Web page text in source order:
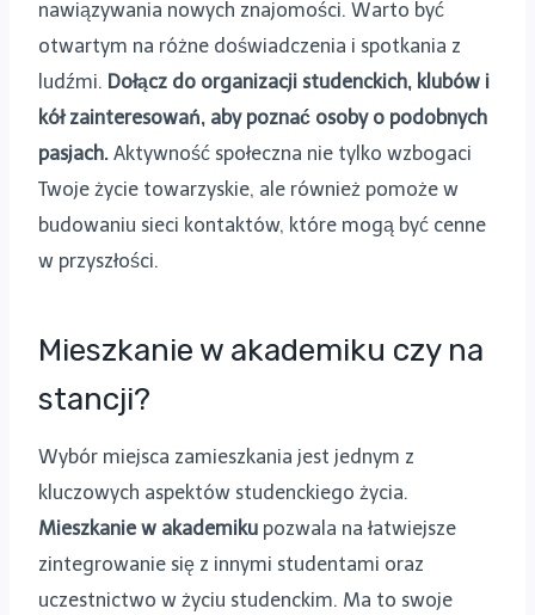
nawiązywania nowych znajomości. Warto być
otwartym na różne doświadczenia i spotkania z
ludźmi. Dołącz do organizacji studenckich, klubów i
kół zainteresowań, aby poznać osoby o podobnych
pasjach. Aktywność społeczna nie tylko wzbogaci
Twoje życie towarzyskie, ale również pomoże w
budowaniu sieci kontaktów, które mogą być cenne
w przyszłości.
Mieszkanie w akademiku czy na
stancji?
Wybór miejsca zamieszkania jest jednym z
kluczowych aspektów studenckiego życia.
Mieszkanie w akademiku pozwala na łatwiejsze
zintegrowanie się z innymi studentami oraz
uczestnictwo w życiu studenckim. Ma to swoje